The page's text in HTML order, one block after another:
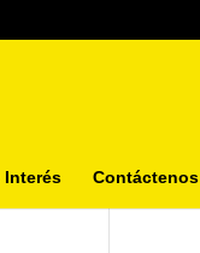
Interés Contáctenos